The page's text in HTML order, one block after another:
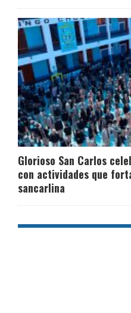
Glorioso San Carlos
con actividades que
sancarlina